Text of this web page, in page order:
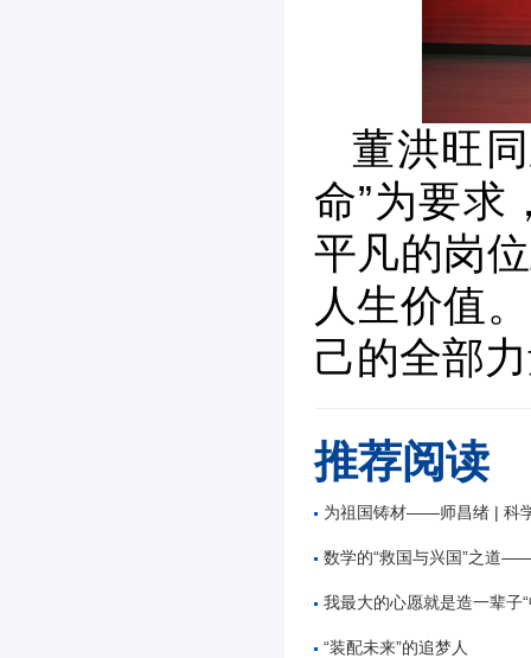
董洪旺
命”为要求
平凡的岗
人生价值
己的全部
推荐阅读
为祖国铸材——师昌绪 | 科
数学的“救国与兴国”之道——谷超
我最大的心愿就是造一辈子“中国星”——
“装配未来”的追梦人